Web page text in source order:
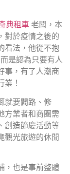
典租車 老闆，本
對於疫情之後的
看法，他從不抱
是認為只要有人
事，有了人潮商
業！
就要闢路、修
方業者和商圈需
創造節慶活動等
觀光旅遊的休閒
，也是事前整體